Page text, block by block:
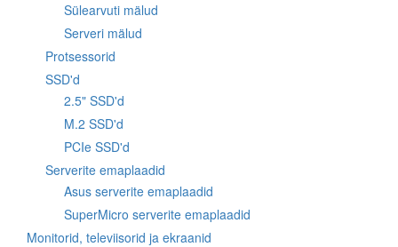
Sülearvuti mälud
Serveri mälud
Protsessorid
SSD'd
2.5" SSD'd
M.2 SSD'd
PCIe SSD'd
Serverite emaplaadid
Asus serverite emaplaadid
SuperMicro serverite emaplaadid
Monitorid, televiisorid ja ekraanid